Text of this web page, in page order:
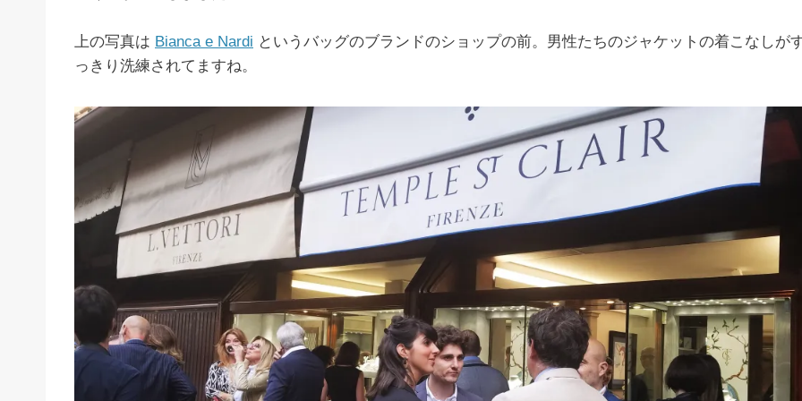
上の写真は Bianca e Nardi というバッグのブランドのショップの前。男性たちのジャケットの着こなしが
っきり洗練されてますね。